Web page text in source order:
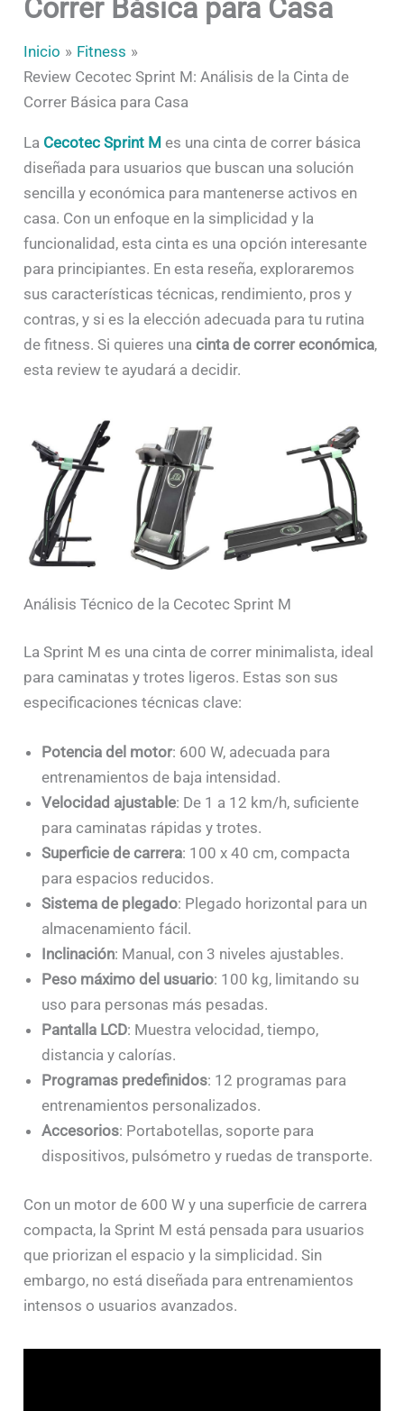
Correr Básica para Casa
Inicio
Fitness
Review Cecotec Sprint M: Análisis de la Cinta de
Correr Básica para Casa
La Cecotec Sprint M es una cinta de correr básica
diseñada para usuarios que buscan una solución
sencilla y económica para mantenerse activos en
casa. Con un enfoque en la simplicidad y la
funcionalidad, esta cinta es una opción interesante
para principiantes. En esta reseña, exploraremos
sus características técnicas, rendimiento, pros y
contras, y si es la elección adecuada para tu rutina
de fitness. Si quieres unacinta de correr económica,
esta review te ayudará a decidir.
Análisis Técnico de la Cecotec Sprint M
La Sprint M es una cinta de correr minimalista, ideal
para caminatas y trotes ligeros. Estas son sus
especificaciones técnicas clave:
Potencia del motor: 600 W, adecuada para
entrenamientos de baja intensidad.
Velocidad ajustable: De 1 a 12 km/h, suficiente
para caminatas rápidas y trotes.
Superficie de carrera: 100 x 40 cm, compacta
para espacios reducidos.
Sistema de plegado: Plegado horizontal para un
almacenamiento fácil.
Inclinación: Manual, con 3 niveles ajustables.
Peso máximo del usuario: 100 kg, limitando su
uso para personas más pesadas.
Pantalla LCD: Muestra velocidad, tiempo,
distancia y calorías.
Programas predefinidos: 12 programas para
entrenamientos personalizados.
Accesorios: Portabotellas, soporte para
dispositivos, pulsómetro y ruedas de transporte.
Con un motor de 600 W y una superficie de carrera
compacta, la Sprint M está pensada para usuarios
que priorizan el espacio y la simplicidad. Sin
embargo, no está diseñada para entrenamientos
intensos o usuarios avanzados.